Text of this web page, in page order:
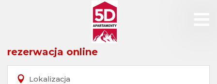
rezerwacja online
Lokalizacja